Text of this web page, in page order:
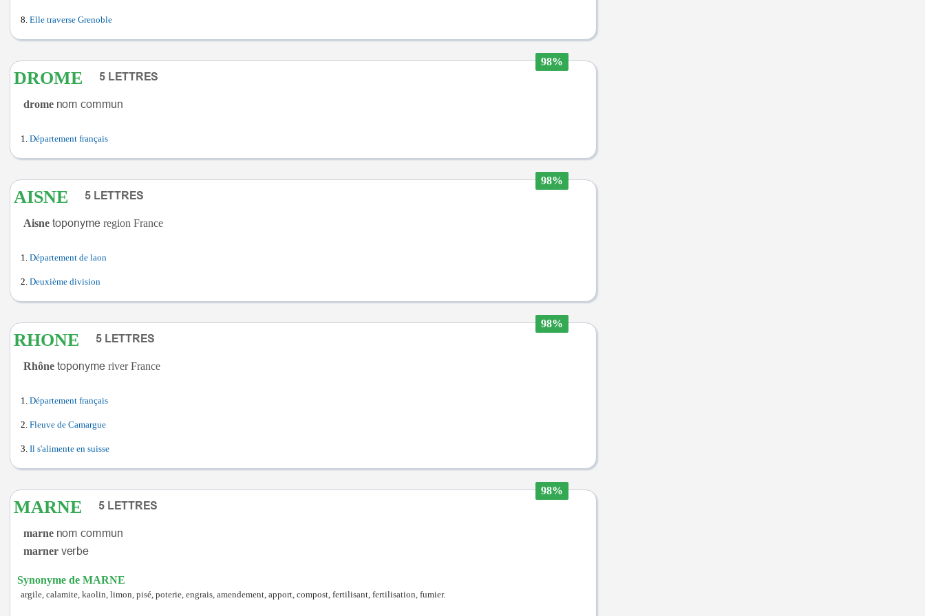
Elle traverse Grenoble
98%
DROME
drome
Département français
98%
AISNE
Aisne region France
Département de laon
Deuxième division
98%
RHONE
Rhône river France
Département français
Fleuve de Camargue
Il s'alimente en suisse
98%
MARNE
marne
marner
Synonyme de MARNE
argile, calamite, kaolin, limon, pisé, poterie, engrais, amendement, apport, compost, fertilisant, fertilisation, fumier.